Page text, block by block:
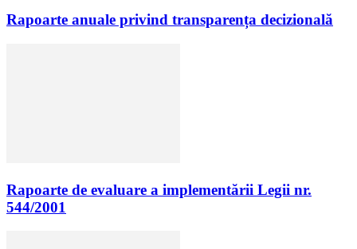
Rapoarte anuale privind transparența decizională
Rapoarte de evaluare a implementării Legii nr.
544/2001